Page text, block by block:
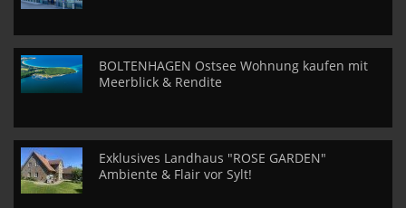
BOLTENHAGEN Ostsee Wohnung kaufen mit
Meerblick & Rendite
Exklusives Landhaus "ROSE GARDEN"
Ambiente & Flair vor Sylt!